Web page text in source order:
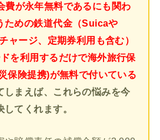
費が永年無料であるにも関わ
ための鉄道代金（Suicaや
ャージ、定期券利用も含む）
を利用するだけで海外旅行保
保険提携)が無料で付いている
しまえば、これらの悩みを今
てくれます。